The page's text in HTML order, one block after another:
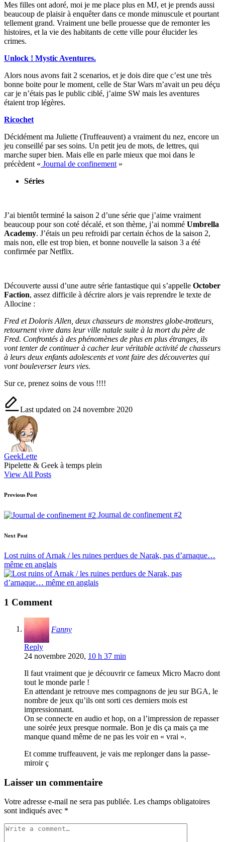
Mes filles ont adoré, moi je me place plus en MJ, et je prends aussi
beaucoup de plaisir à enquêter dans ce monde minuscule et pourtant
tellement grand. Vraiment une belle prouesse que de remonter les
histoires, et la vie des habitants de cette ville pour élucider les
crimes.
Unlock ! Mystic Aventures.
Alors nous avons fait 2 scenarios, et je dois dire que c’est une très
bonne boite pour le moment, celle de Star Wars m’avait un peu déçu
car je n’étais pas le public ciblé, j’aime SW mais les aventures
étaient trop légères.
Ricochet
Décidément ma Juliette (Truffeauvent) a vraiment du nez, encore un
jeu conseillé par ses soins. Un petit jeu de mots, de lettres, qui
marche super bien. Mais elle en parle mieux que moi dans le
précèdent « Journal de confinement »
Séries
J’ai bientôt terminé la saison 2 d’une série que j’aime vraiment
beaucoup pour son coté décalé, et son thème, j’ai nommé Umbrella
Academy. J’étais un peu refroidi par certain échos de la saison 2,
mais non, elle est trop bien, et bonne nouvelle la saison 3 a été
confirmée par Netflix.
Découverte aussi d’une autre série fantastique qui s’appelle October
Faction, assez difficile à décrire alors je vais reprendre le texte de
Allocine :
Fred et Doloris Allen, deux chasseurs de monstres globe-trotteurs,
retournent vivre dans leur ville natale suite à la mort du père de
Fred. Confrontés à des phénomènes de plus en plus étranges, ils
vont tenter de continuer à cacher leur véritable activité de chasseurs
à leurs deux enfants adolescents et vont faire des découvertes qui
vont bouleverser leurs vies.
Sur ce, prenez soins de vous !!!!
Last updated on 24 novembre 2020
GeekLette
Pipelette & Geek à temps plein
View All Posts
Post
navigation
Previous Post
Journal de confinement #2
Next Post
Lost ruins of Arnak / les ruines perdues de Narak, pas d’arnaque…
même en anglais
1 Comment
Fanny
Reply
24 novembre 2020, 10 h 37 min
Il faut vraiment que je découvrir ce fameux Micro Macro dont
tout le monde parle !
En attendant je retrouve mes compagnons de jeu sur BGA, le
nombre de jeux qu’ils ont sorti ces derniers mois est
impressionnant.
On se connecte en audio et hop, on a l’impression de repasser
une soirée jeux presque normale. Bon je dis ça mais ça me
manque quand même de ne pas les voir en « vrai ».
Et comme truffeauvent, je vais me replonger dans la passe-
miroir ç
Laisser un commentaire
Votre adresse e-mail ne sera pas publiée. Les champs obligatoires
sont indiqués avec *